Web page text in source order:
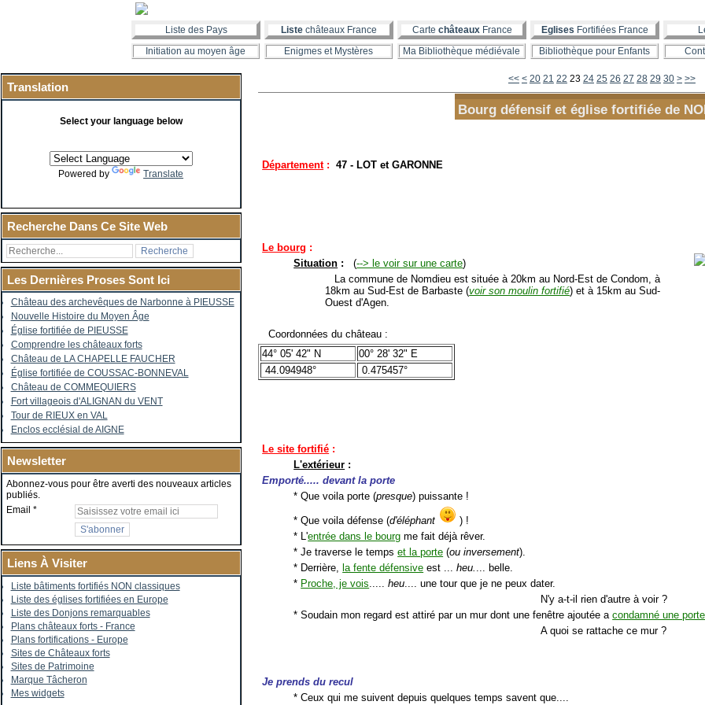
Liste des Pays Liste châteaux France Carte châteauxFrance Eglises Fortifiées France
Initiation au moyen âge
Enigmes et Mystères Ma Bibliothèque médiévale Bibliothèque pour Enfants
Translation
Select your language below
Powered by Translate
Recherche Dans Ce Site Web
Les Dernières Proses Sont Ici
Château des archevêques de Narbonne à PIEUSSE
Nouvelle Histoire du Moyen Âge
Église fortifiée de PIEUSSE
Comprendre les châteaux forts
Château de LA CHAPELLE FAUCHER
Église fortifiée de COUSSAC-BONNEVAL
Château de COMMEQUIERS
Fort villageois d'ALIGNAN du VENT
Tour de RIEUX en VAL
Enclos ecclésial de AIGNE
Newsletter
Abonnez-vous pour être averti des nouveaux articles
publiés.
Email
Liens À Visiter
Liste bâtiments fortifiés NON classiques
Liste des églises fortifiées en Europe
Liste des Donjons remarquables
Plans châteaux forts - France
Plans fortifications - Europe
Sites de Châteaux forts
Sites de Patrimoine
Marque Tâcheron
Mes widgets
<< < 10
20 21 22 23 24 25 26 27 28 29 30 40
50
60
70
80
> >>
Bourg défensif et église fortifiée de
Département: 47 - LOT et GARONNE
Le bourg :
Situation : (--> le voir sur une carte)
La commune de Nomdieu est située à 20km au Nord-Est de Condom, à
18km au Sud-Est de Barbaste (voir son moulin fortifié) et à 15km au Sud-
Ouest d'Agen.
Coordonnées du château :
44° 05' 42" N
00° 28' 32" E
44.094948°
0.475457°
Le site fortifié :
L'extérieur :
Emporté..... devant la porte
* Que voila porte (presque) puissante !
* Que voila défense (d'éléphant
) !
* L'entrée dans le bourg me fait déjà rêver.
* Je traverse le tempset la porte (ou inversement).
* Derrière,
la fente défensive est ...heu.
... belle.
* Proche, je vois .....heu .... une tour que je ne peux dater.
N'y a-t-il rien d'autre à voir ?
* Soudain mon regard est attiré par un mur dont une fenêtre ajoutée acondamné une porte
A quoi se rattache ce mur ?
Je prends du recul
* Ceux qui me suivent depuis quelques temps savent que....